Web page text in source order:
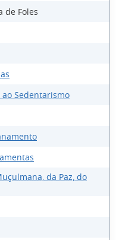
de Foles
Sedentarismo
da Paz, do